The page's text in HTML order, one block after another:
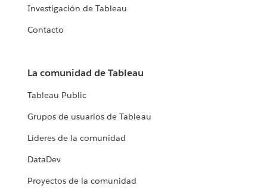
Investigación de Tableau
Contacto
La comunidad de Tableau
Tableau Public
Grupos de usuarios de Tableau
Líderes de la comunidad
DataDev
Proyectos de la comunidad